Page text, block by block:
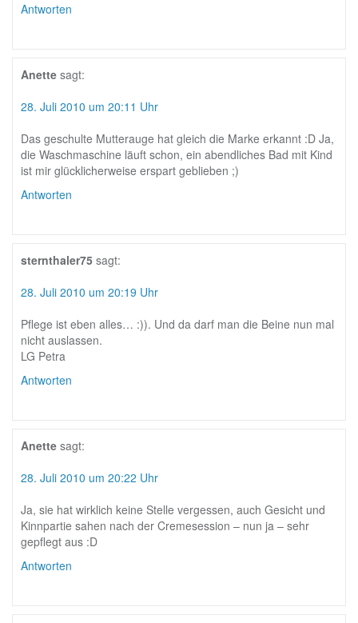
Antworten
Anette sagt:
28. Juli 2010 um 20:11 Uhr
Das geschulte Mutterauge hat gleich die Marke erkannt :D Ja,
die Waschmaschine läuft schon, ein abendliches Bad mit Kind
ist mir glücklicherweise erspart geblieben ;)
Antworten
sternthaler75 sagt:
28. Juli 2010 um 20:19 Uhr
Pflege ist eben alles… :)). Und da darf man die Beine nun mal
nicht auslassen.
LG Petra
Antworten
Anette sagt:
28. Juli 2010 um 20:22 Uhr
Ja, sie hat wirklich keine Stelle vergessen, auch Gesicht und
Kinnpartie sahen nach der Cremesession – nun ja – sehr
gepflegt aus :D
Antworten